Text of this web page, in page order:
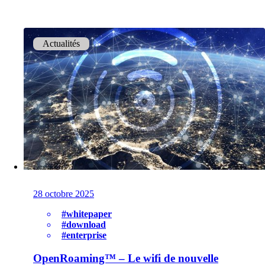
Helpdesk & Network Operation Centers
(NOC)
Des paquets de services modulaires et sur
mesure pour une gestion optimale de votre
infrastructure ICT.
Intéressant également :
Achat de produits Cisco
Achat de produits Ruckus
Plus achats de produits
Actualités
28 octobre 2025
#whitepaper
#download
#enterprise
OpenRoaming™ – Le wifi de nouvelle